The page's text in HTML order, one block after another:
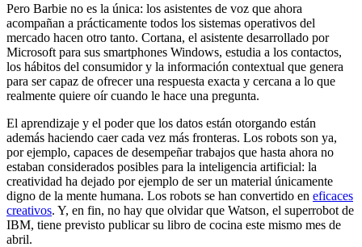
Pero Barbie no es la única: los asistentes de voz que ahora
acompañan a prácticamente todos los sistemas operativos del
mercado hacen otro tanto. Cortana, el asistente desarrollado por
Microsoft para sus smartphones Windows, estudia a los contactos,
los hábitos del consumidor y la información contextual que genera
para ser capaz de ofrecer una respuesta exacta y cercana a lo que
realmente quiere oír cuando le hace una pregunta.
El aprendizaje y el poder que los datos están otorgando están
además haciendo caer cada vez más fronteras. Los robots son ya,
por ejemplo, capaces de desempeñar trabajos que hasta ahora no
estaban considerados posibles para la inteligencia artificial: la
creatividad ha dejado por ejemplo de ser un material únicamente
digno de la mente humana. Los robots se han convertido en eficaces
creativos. Y, en fin, no hay que olvidar que Watson, el superrobot de
IBM, tiene previsto publicar su libro de cocina este mismo mes de
abril.